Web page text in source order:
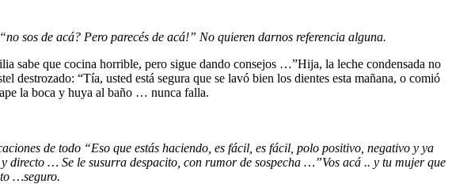
sos de acá? Pero parecés de acá!” No quieren darnos referencia alguna.
sabe que cocina horrible, pero sigue dando consejos …”Hija, la leche condensada no
destrozado: “Tía, usted está segura que se lavó bien los dientes esta mañana, o comió
la boca y huya al baño … nunca falla.
de todo “Eso que estás haciendo, es fácil, es fácil, polo positivo, negativo y ya
directo … Se le susurra despacito, con rumor de sospecha …”Vos acá .. y tu mujer que
…seguro.